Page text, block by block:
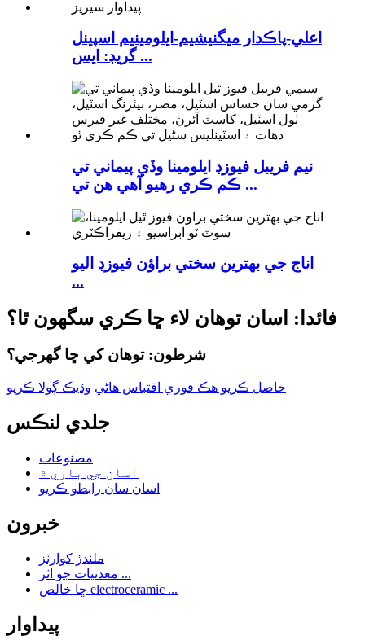
اعلي-پاڪدار ميگنيشيم-ايلومينيم اسپينل
گريڊ: ايس ...
نيم فريبل فيوزڊ ايلومينا وڏي پيماني تي
ڪم ڪري رهيو آهي هن تي ...
اناج جي بھترين سختي براؤن فيوزڊ اليو
...
فائدا: اسان توهان لاء ڇا ڪري سگهون ٿا؟
شرطون: توهان کي ڇا گهرجي؟
حاصل ڪريو هڪ فوري اقتباس هاڻي وڌيڪ ڳولا ڪريو
جلدي لنڪس
مصنوعات
اسان جي باري ۾
اسان سان رابطو ڪريو
خبرون
ملندڙ کوارٽز
معدنيات جو اثر ...
ڇا خالص electroceramic ...
پيداوار